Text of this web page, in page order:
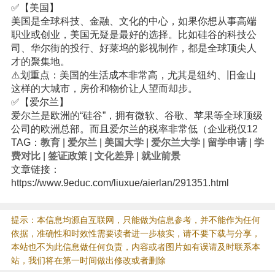
✅【美国】
美国是全球科技、金融、文化的中心，如果你想从事高端
职业或创业，美国无疑是最好的选择。比如硅谷的科技公
司、华尔街的投行、好莱坞的影视制作，都是全球顶尖人
才的聚集地。
⚠️划重点：美国的生活成本非常高，尤其是纽约、旧金山
这样的大城市，房价和物价让人望而却步。
✅【爱尔兰】
爱尔兰是欧洲的“硅谷”，拥有微软、谷歌、苹果等全球顶级
公司的欧洲总部。而且爱尔兰的税率非常低（企业税仅12
TAG： 教育| 爱尔兰 美国大学| 爱尔兰大学| 留学申请| 学
费对比| 签证政策| 文化差异| 就业前景
文章链接：
https://www.9educ.com/liuxue/aierlan/291351.html
提示：本信息均源自互联网，只能做为信息参考，并不能作为任何
依据，准确性和时效性需要读者进一步核实，请不要下载与分享，
本站也不为此信息做任何负责，内容或者图片如有误请及时联系本
站，我们将在第一时间做出修改或者删除